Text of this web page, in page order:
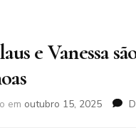
e Vanessa
em outubro 15, 2025